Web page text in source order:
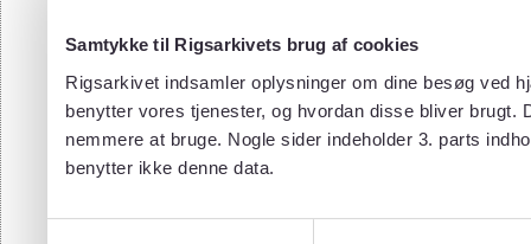
Samtykke til Rigsarkivets brug af cookies
Rigsarkivet indsamler oplysninger om dine besøg ved
benytter vores tjenester, og hvordan disse bliver
nemmere at bruge. Nogle sider indeholder 3. parts
benytter ikke denne data.